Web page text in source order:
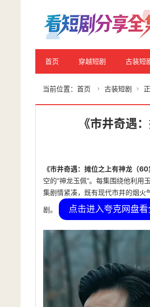
首页 穿越短剧 古装短
当前位置： 首页  古装短剧 
《市井奇遇
《市井奇遇：摊位之上有神龙（60
空的“神龙玉佩”。每集围绕他利
集剧情紧凑，既有现代市井的烟火
剧。 点击进入夸克网盘看